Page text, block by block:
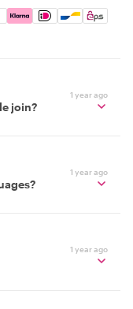
Pay, Google
1 year ago
join?
1 year ago
1 year ago